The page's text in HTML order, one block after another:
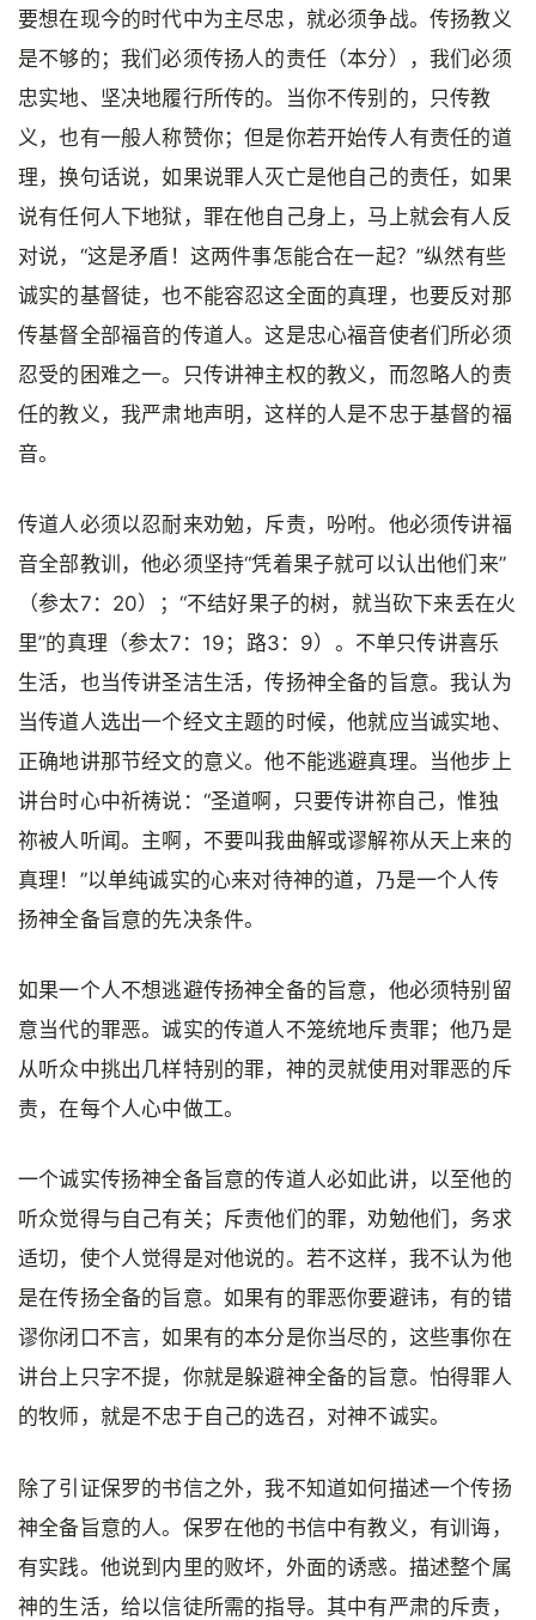
要想在现今的时代中为主尽忠，就必须争战。传扬教义
是不够的；我们必须传扬人的责任（本分），我们必须
忠实地、坚决地履行所传的。当你不传别的，只传教
义，也有一般人称赞你；但是你若开始传人有责任的道
理，换句话说，如果说罪人灭亡是他自己的责任，如果
说有任何人下地狱，罪在他自己身上，马上就会有人反
对说，“这是矛盾！这两件事怎能合在一起？”纵然有些
诚实的基督徒，也不能容忍这全面的真理，也要反对那
传基督全部福音的传道人。这是忠心福音使者们所必须
忍受的困难之一。只传讲神主权的教义，而忽略人的责
任的教义，我严肃地声明，这样的人是不忠于基督的福
音。
传道人必须以忍耐来劝勉，斥责，吩咐。他必须传讲福
音全部教训，他必须坚持“凭着果子就可以认出他们来”
（参太7：20）；“不结好果子的树，就当砍下来丢在火
里”的真理（参太7：19；路3：9）。不单只传讲喜乐
生活，也当传讲圣洁生活，传扬神全备的旨意。我认为
当传道人选出一个经文主题的时候，他就应当诚实地、
正确地讲那节经文的意义。他不能逃避真理。当他步上
讲台时心中祈祷说：“圣道啊，只要传讲祢自己，惟独
祢被人听闻。主啊，不要叫我曲解或谬解祢从天上来的
真理！”以单纯诚实的心来对待神的道，乃是一个人传
扬神全备旨意的先决条件。
如果一个人不想逃避传扬神全备的旨意，他必须特别留
意当代的罪恶。诚实的传道人不笼统地斥责罪；他乃是
从听众中挑出几样特别的罪，神的灵就使用对罪恶的斥
责，在每个人心中做工。
一个诚实传扬神全备旨意的传道人必如此讲，以至他的
听众觉得与自己有关；斥责他们的罪，劝勉他们，务求
适切，使个人觉得是对他说的。若不这样，我不认为他
是在传扬全备的旨意。如果有的罪恶你要避讳，有的错
谬你闭口不言，如果有的本分是你当尽的，这些事你在
讲台上只字不提，你就是躲避神全备的旨意。怕得罪人
的牧师，就是不忠于自己的选召，对神不诚实。
除了引证保罗的书信之外，我不知道如何描述一个传扬
神全备旨意的人。保罗在他的书信中有教义，有训诲，
有实践。他说到内里的败坏，外面的诱惑。描述整个属
神的生活，给以信徒所需的指导。其中有严肃的斥责，